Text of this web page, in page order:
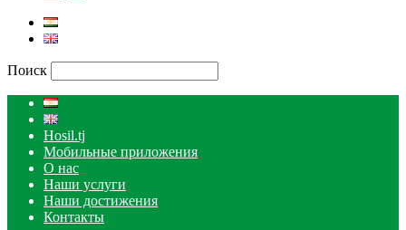
Поиск
Hosil.tj
Мобильные приложения
О нас
Наши услуги
Наши достижения
Контакты